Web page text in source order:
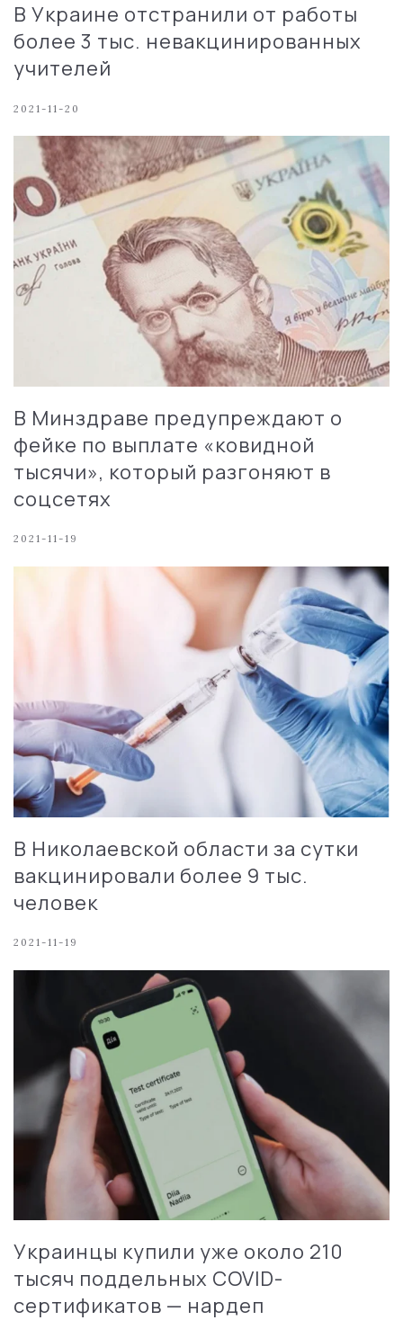
В Украине отстранили от работы
более 3 тыс. невакцинированных
учителей
2021-11-20
В Минздраве предупреждают о
фейке по выплате «ковидной
тысячи», который разгоняют в
соцсетях
2021-11-19
В Николаевской области за сутки
вакцинировали более 9 тыс.
человек
2021-11-19
Украинцы купили уже около 210
тысяч поддельных COVID-
сертификатов — нардеп